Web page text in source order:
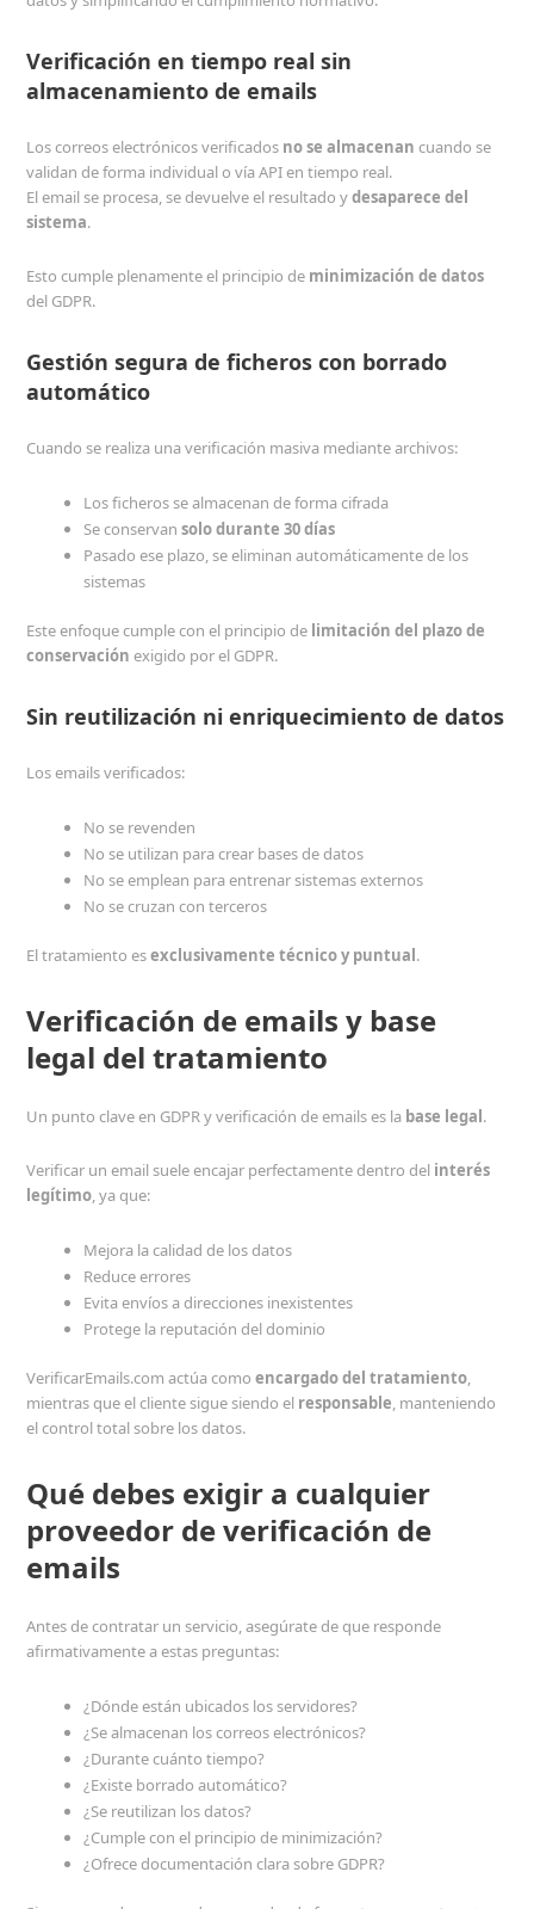
Verificación en tiempo real sin
almacenamiento de emails
Los correos electrónicos verificados no se almacenan cuando se
validan de forma individual o vía API en tiempo real.
El email se procesa, se devuelve el resultado ydesaparece del
sistema.
Esto cumple plenamente el principio de minimización de datos
del GDPR.
Gestión segura de ficheros con borrado
automático
Cuando se realiza una verificación masiva mediante archivos:
Los ficheros se almacenan de forma cifrada
Se conservansolo durante 30 días
Pasado ese plazo, se eliminan automáticamente de los
sistemas
Este enfoque cumple con el principio de limitación del plazo de
conservación exigido por el GDPR.
Sin reutilización ni enriquecimiento de datos
Los emails verificados:
No se revenden
No se utilizan para crear bases de datos
No se emplean para entrenar sistemas externos
No se cruzan con terceros
El tratamiento esexclusivamente técnico y puntual.
Verificación de emails y base
legal del tratamiento
Un punto clave en GDPR y verificación de emails es la base legal.
Verificar un email suele encajar perfectamente dentro del interés
legítimo, ya que:
Mejora la calidad de los datos
Reduce errores
Evita envíos a direcciones inexistentes
Protege la reputación del dominio
VerificarEmails.com actúa comoencargado del tratamiento,
mientras que el cliente sigue siendo el responsable, manteniendo
el control total sobre los datos.
Qué debes exigir a cualquier
proveedor de verificación de
emails
Antes de contratar un servicio, asegúrate de que responde
afirmativamente a estas preguntas:
¿Dónde están ubicados los servidores?
¿Se almacenan los correos electrónicos?
¿Durante cuánto tiempo?
¿Existe borrado automático?
¿Se reutilizan los datos?
¿Cumple con el principio de minimización?
¿Ofrece documentación clara sobre GDPR?